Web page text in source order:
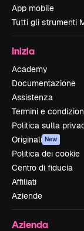
App mobile
Tutti gli strumenti
Inizia
Academy
Documentazione
Assistenza
Termini e
Politica sulla
Originali New
Politica dei cookie
Centro di fiducia
Affiliati
Aziende
Azienda